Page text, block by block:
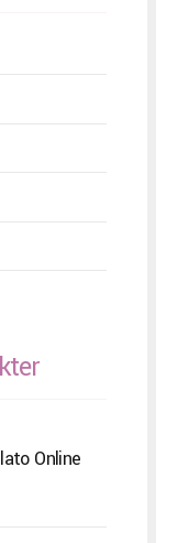
Online